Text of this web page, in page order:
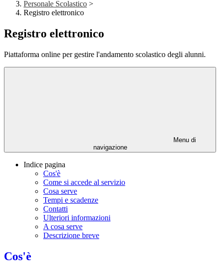
Personale Scolastico >
Registro elettronico
Registro elettronico
Piattaforma online per gestire l'andamento scolastico degli alunni.
Menu di
navigazione
Indice pagina
Cos'è
Come si accede al servizio
Cosa serve
Tempi e scadenze
Contatti
Ulteriori informazioni
A cosa serve
Descrizione breve
Cos'è